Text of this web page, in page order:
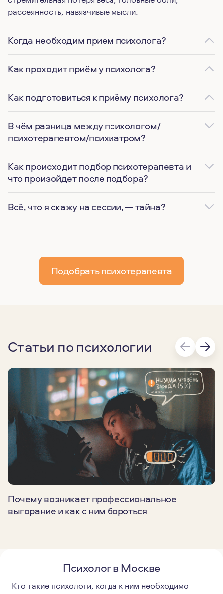
рассеянность, навязчивые мысли.
Когда необходим прием психолога?
Как проходит приём у психолога?
Как подготовиться к приёму психолога?
В чём разница между психологом/
психотерапевтом/психиатром?
Как происходит подбор психотерапевта и
что произойдет после подбора?
Всё, что я скажу на сессии, — тайна?
Подобрать психотерапевта
Статьи по психологии
Почему возникает профессиональное
выгорание и как с ним бороться
Психолог в Москве
Кто такие психологи, когда к ним необходимо